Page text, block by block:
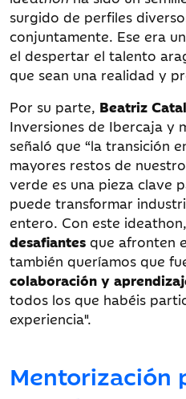
surgido de perfiles
conjuntamente. Ese era
el despertar el talento
que sean una realidad y
Por su parte, Beatriz
Inversiones de Ibercaja y
señaló que “la transición
mayores restos de
verde es una pieza clave
puede transformar
entero. Con este
desafiantes que afronten
también queríamos que
colaboración y
todos los que habéis
experiencia".
Mentorización